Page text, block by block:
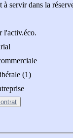
à servir dans la
l'activ.éco.
(1)